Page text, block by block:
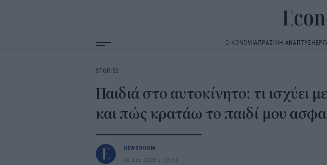
ΟΙΚΟΝΟΜΙΑΠΡΑΣΙΝΗ ΑΝΑΠΤΥΞΗ
navigation
STORIES
Παιδιά στο αυτοκίνητο: τι ισχύει
και πώς κρατάω το παιδί μου
NEWSROOM
09 Σεπ 2025
13:16